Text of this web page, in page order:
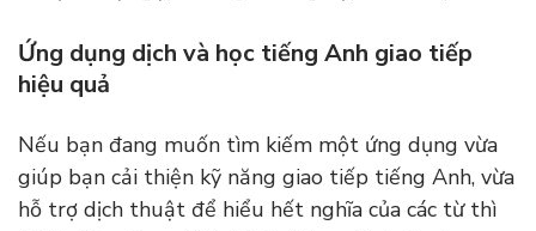
Ứng dụng dịch và học tiếng Anh giao tiếp
hiệu quả
Nếu bạn đang muốn tìm kiếm một ứng dụng vừa
giúp bạn cải thiện kỹ năng giao tiếp tiếng Anh, vừa
hỗ trợ dịch thuật để hiểu hết nghĩa của các từ thì